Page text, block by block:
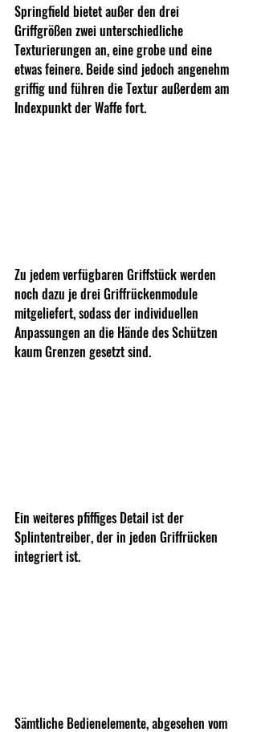
Springfield bietet außer den drei
Griffgrößen zwei unterschiedliche
Texturierungen an, eine grobe und eine
etwas feinere. Beide sind jedoch angenehm
griffig und führen die Textur außerdem am
Indexpunkt der Waffe fort.
Zu jedem verfügbaren Griffstück werden
noch dazu je drei Griffrückenmodule
mitgeliefert, sodass der individuellen
Anpassungen an die Hände des Schützen
kaum Grenzen gesetzt sind.
Ein weiteres pfiffiges Detail ist der
Splintentreiber, der in jeden Griffrücken
integriert ist.
Sämtliche Bedienelemente, abgesehen vom